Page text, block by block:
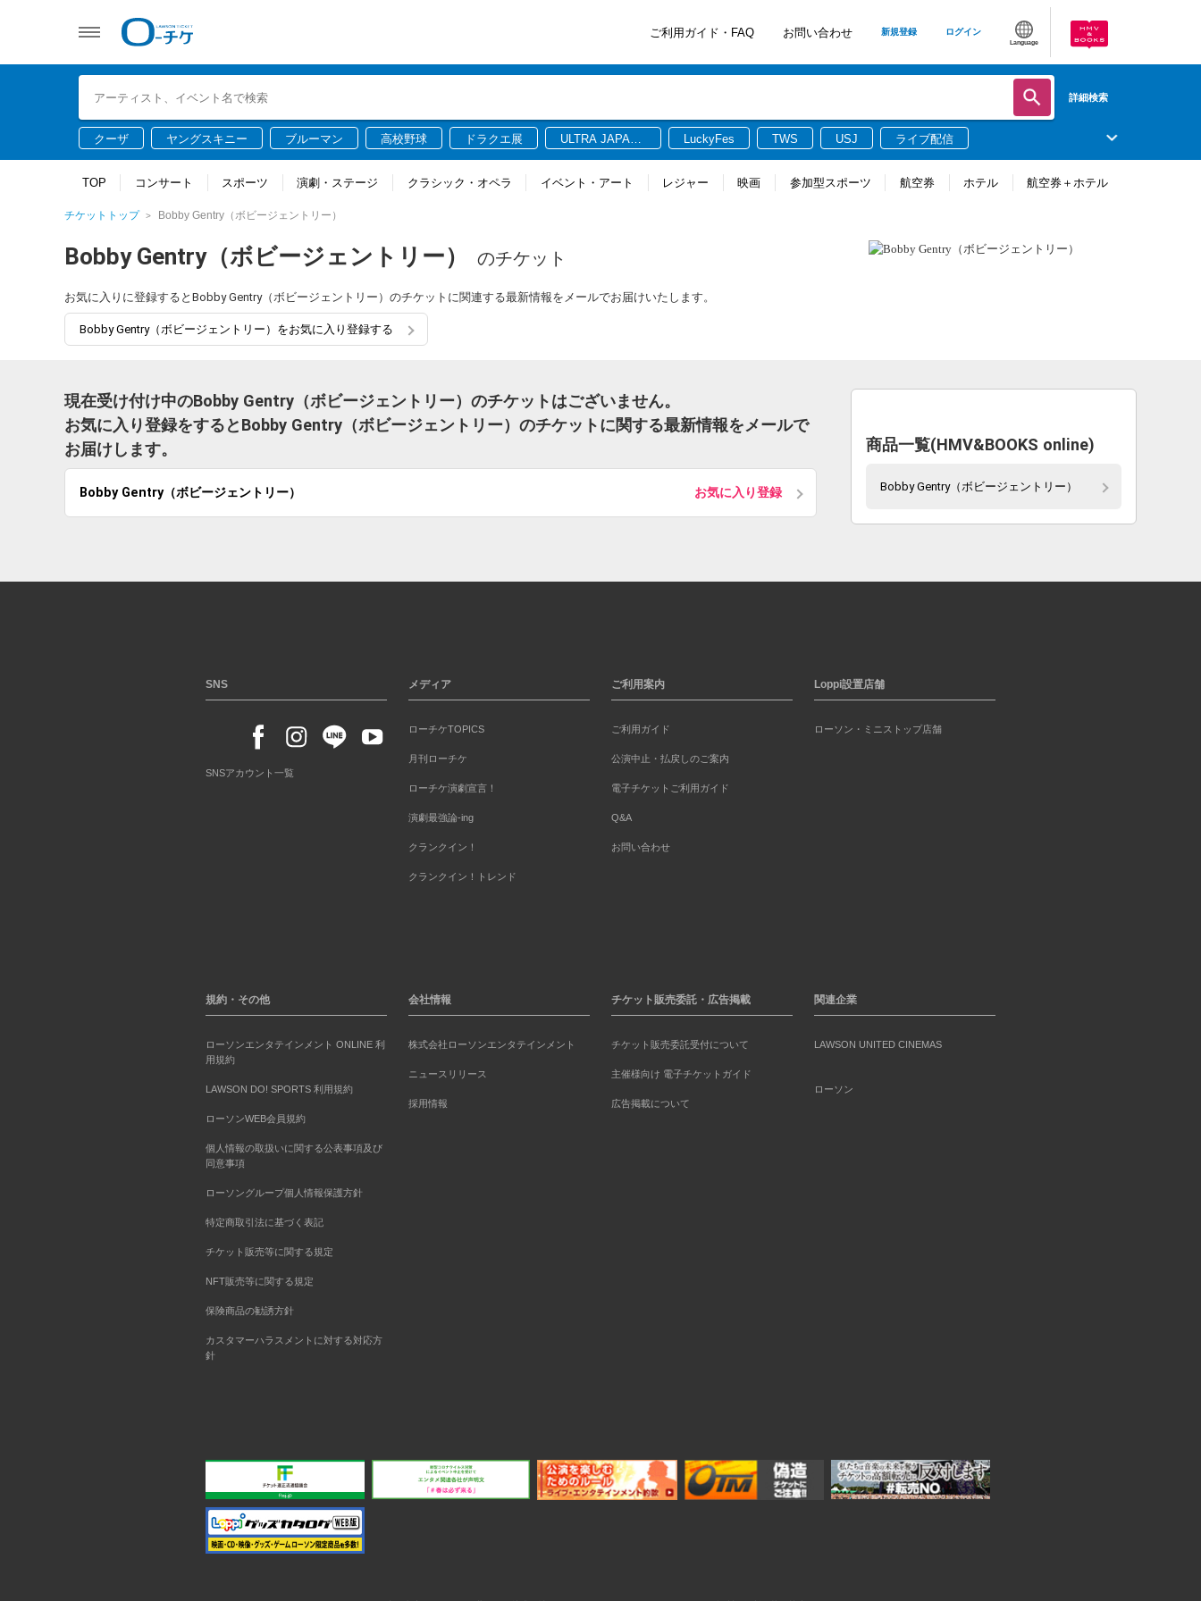
ご利用ガイド・FAQ お問い合わせ 新規登録 ログイン
Language
詳細検索
クーザ ヤングスキニー ブルーマン 高校野球 ドラクエ展
ULTRA JAPAN
LuckyFes TWS USJ ライブ配信
TOP コンサート スポーツ 演劇・ステージ クラシック・オペラ イベント・アート レジャー 映画 参加型スポーツ 航空券 ホテル 航空券＋ホテル
チケットトップ Bobby Gentry（ボビージェントリー）
Bobby Gentry（ボビージェントリー） のチケット
お気に入りに登録するとBobby Gentry（ボビージェントリー）のチケットに関連する最新情報をメールでお届けいたします。
Bobby Gentry（ボビージェントリー）をお気に入り登録する
現在受け付け中のBobby Gentry（ボビージェントリー）のチケットはございません。
お気に入り登録をするとBobby Gentry（ボビージェントリー）のチケットに関する最新情報をメールで
お届けします。
Bobby Gentry（ボビージェントリー） お気に入り登録
商品一覧(HMV&BOOKS online)
Bobby Gentry（ボビージェントリー）
SNS
SNSアカウント一覧
メディア
ローチケTOPICS
月刊ローチケ
ローチケ演劇宣言！
演劇最強論-ing
クランクイン！
クランクイン！トレンド
ご利用案内
ご利用ガイド
公演中止・払戻しのご案内
電子チケットご利用ガイド
Q&A
お問い合わせ
Loppi設置店舗
ローソン・ミニストップ店舗
規約・その他
ローソンエンタテインメント ONLINE 利
用規約
LAWSON DO! SPORTS 利用規約
ローソンWEB会員規約
個人情報の取扱いに関する公表事項及び
同意事項
ローソングループ個人情報保護方針
特定商取引法に基づく表記
チケット販売等に関する規定
NFT販売等に関する規定
保険商品の勧誘方針
カスタマーハラスメントに対する対応方
針
会社情報
株式会社ローソンエンタテインメント
ニュースリリース
採用情報
チケット販売委託・広告掲載
チケット販売委託受付について
主催様向け 電子チケットガイド
広告掲載について
関連企業
LAWSON UNITED CINEMAS
ローソン